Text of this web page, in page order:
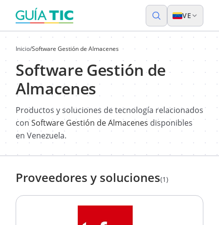
VE
Inicio/Software Gestión de Almacenes
Software Gestión de
Almacenes
Productos y soluciones de tecnología relacionados
conSoftware Gestión de Almacenes disponibles
en Venezuela.
Proveedores y soluciones(1)